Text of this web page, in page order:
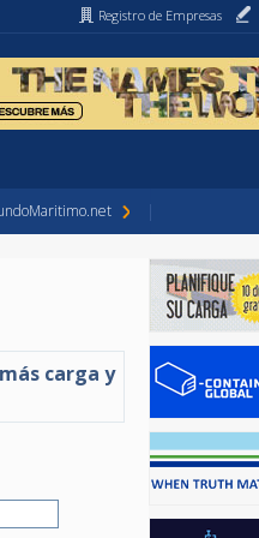
Registro de Empresas
carga y